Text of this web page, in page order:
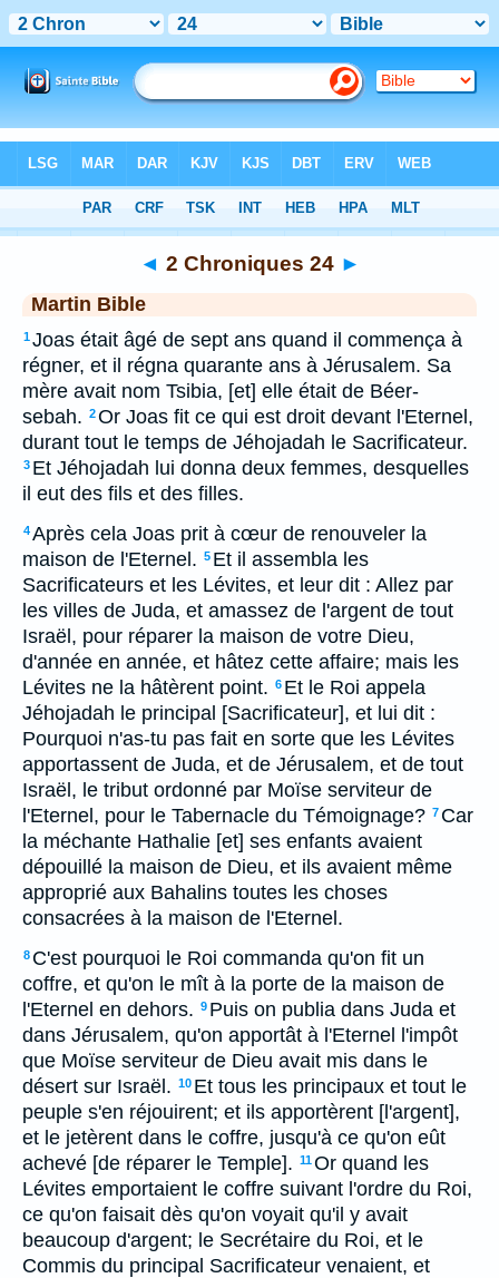
> 2 Chroniques 24
◄ 2 Chroniques 24 ►
Martin Bible
1Joas était âgé de sept ans quand il commença à
régner, et il régna quarante ans à Jérusalem. Sa
mère avait nom Tsibia, [et] elle était de Béer-
sebah. 2Or Joas fit ce qui est droit devant l'Eternel,
durant tout le temps de Jéhojadah le Sacrificateur.
3 Et Jéhojadah lui donna deux femmes, desquelles
il eut des fils et des filles.
4Après cela Joas prit à cœur de renouveler la
maison de l'Eternel. 5 Et il assembla les
Sacrificateurs et les Lévites, et leur dit : Allez par
les villes de Juda, et amassez de l'argent de tout
Israël, pour réparer la maison de votre Dieu,
d'année en année, et hâtez cette affaire; mais les
Lévites ne la hâtèrent point. 6 Et le Roi appela
Jéhojadah le principal [Sacrificateur], et lui dit :
Pourquoi n'as-tu pas fait en sorte que les Lévites
apportassent de Juda, et de Jérusalem, et de tout
Israël, le tribut ordonné par Moïse serviteur de
l'Eternel, pour le Tabernacle du Témoignage? 7 Car
la méchante Hathalie [et] ses enfants avaient
dépouillé la maison de Dieu, et ils avaient même
approprié aux Bahalins toutes les choses
consacrées à la maison de l'Eternel.
8 C'est pourquoi le Roi commanda qu'on fit un
coffre, et qu'on le mît à la porte de la maison de
l'Eternel en dehors. 9 Puis on publia dans Juda et
dans Jérusalem, qu'on apportât à l'Eternel l'impôt
que Moïse serviteur de Dieu avait mis dans le
désert sur Israël. 10 Et tous les principaux et tout le
peuple s'en réjouirent; et ils apportèrent [l'argent],
et le jetèrent dans le coffre, jusqu'à ce qu'on eût
achevé [de réparer le Temple]. 11Or quand les
Lévites emportaient le coffre suivant l'ordre du Roi,
ce qu'on faisait dès qu'on voyait qu'il y avait
beaucoup d'argent; le Secrétaire du Roi, et le
Commis du principal Sacrificateur venaient, et